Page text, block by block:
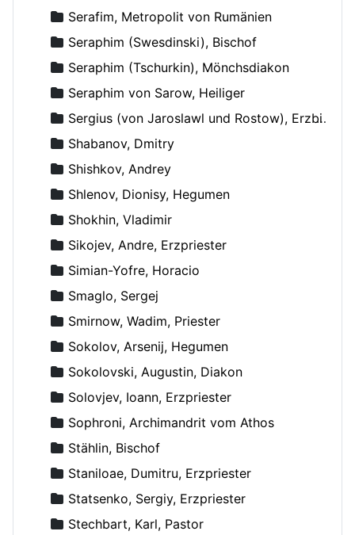
Serafim, Metropolit von Rumänien
Seraphim (Swesdinski), Bischof
Seraphim (Tschurkin), Mönchsdiakon
Seraphim von Sarow, Heiliger
Sergius (von Jaroslawl und Rostow), Erzbischof
Shabanov, Dmitry
Shishkov, Andrey
Shlenov, Dionisy, Hegumen
Shokhin, Vladimir
Sikojev, Andre, Erzpriester
Simian-Yofre, Horacio
Smaglo, Sergej
Smirnow, Wadim, Priester
Sokolov, Arsenij, Hegumen
Sokolovski, Augustin, Diakon
Solovjev, Ioann, Erzpriester
Sophroni, Archimandrit vom Athos
Stählin, Bischof
Staniloae, Dumitru, Erzpriester
Statsenko, Sergiy, Erzpriester
Stechbart, Karl, Pastor